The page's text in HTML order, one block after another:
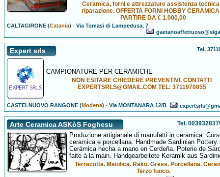
Ceramica, forni e attrezzature assistenza
riparazione. OFFERTA FORNI HOBBY
PARTIRE DA € 1.000,00
CALTAGIRONE (Catania) -Via Tomasi di Lampedusa, 7
Expert srls Tel.
CAMPIONATURE PER CERAMICHE
NON ESITARE CHIEDERE PREVENTIVI. CONTATTI
EXPERTSRLS@GMAIL.COM TEL: 3711970855
CASTELNUOVO RANGONE (Modena) -Via MONTANARA 12/B
Arte Ceramica ASKòS Foghesu Tel.
Produzione artigianale di manufatti in ceramica.
ceramica e porcellana. Handmade Sardinian Pottery.
Cerámica hecha a mano en Cerdeña. Poterie de
faite à la main. Handgearbeitete Keramik aus
Terracotta. Maiolica. Raku. Gress. Porcellana.
Terzo fuoco.